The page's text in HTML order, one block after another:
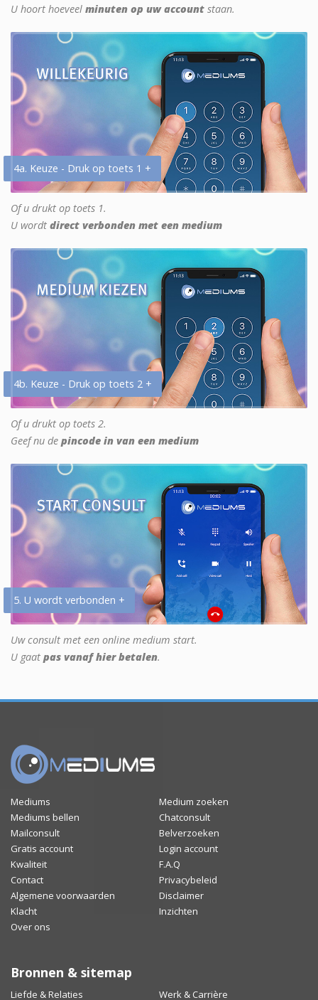
U hoort hoeveel minuten op uw account staan.
4a. Keuze - Druk op toets 1 +
Of u drukt op toets 1.
U wordt direct verbonden met een medium
4b. Keuze - Druk op toets 2 +
Of u drukt op toets 2.
Geef nu de pincode in van een medium
5. U wordt verbonden +
Uw consult met een online medium start.
U gaat pas vanaf hier betalen.
Mediums
Medium zoeken
Mediums bellen
Chatconsult
Mailconsult
Belverzoeken
Gratis account
Login account
Kwaliteit
F.A.Q
Contact
Privacybeleid
Algemene voorwaarden
Disclaimer
Klacht
Inzichten
Over ons
Bronnen & sitemap
Liefde & Relaties Werk & Carrière